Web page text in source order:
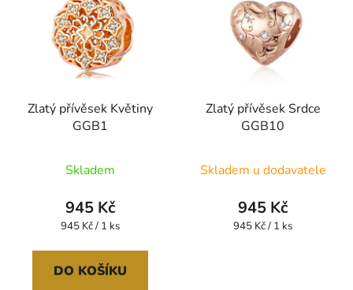
Zlatý přívěsek Květiny
GGB1
Skladem
945 Kč
Měrná
945 Kč / 1 ks
DO KOŠÍKU
Zlatý přívěsek Srdce
GGB10
Skladem u dodavatele
945 Kč
Měrná
945 Kč / 1 ks